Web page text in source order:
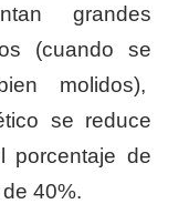
grandes
(cuando se
molidos),
se reduce
porcentaje de
40%.